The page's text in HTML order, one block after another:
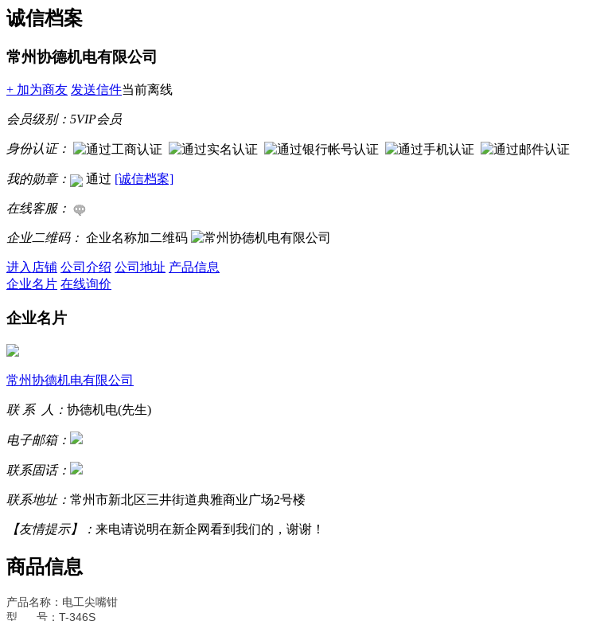
诚信档案
常州协德机电有限公司
+ 加为商友 发送信件当前离线
会员级别： 5VIP会员
身份认证：
我的勋章： 通过 [诚信档案]
在线客服：
企业二维码： 企业名称加二维码
进入店铺 公司介绍 公司地址 产品信息
企业名片 在线询价
企业名片
常州协德机电有限公司
联 系 人： 协德机电(先生)
电子邮箱：
联系固话：
联系地址： 常州市新北区三井街道典雅商业广场2号楼
【友情提示】： 来电请说明在新企网看到我们的，谢谢！
商品信息
产品名称：电工尖嘴钳
型 号：T-346S